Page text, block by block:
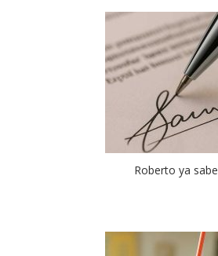
Roberto ya sabe